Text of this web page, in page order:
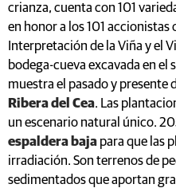
crianza, cuenta con 101
en honor a los 101
Interpretación de la Viña y el
bodega-cueva excavada en el
muestra el pasado y presente
Ribera del Cea. Las
un escenario natural único.
espaldera baja para que las
irradiación. Son terrenos de
sedimentados que aportan